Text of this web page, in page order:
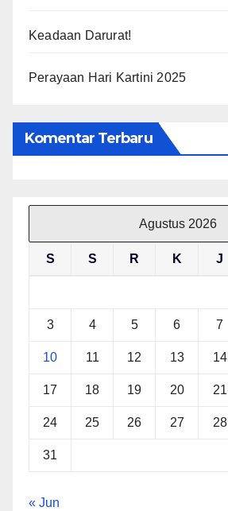
Keadaan Darurat!
Perayaan Hari Kartini 2025
Komentar Terbaru
Agustus 2026
S S R K J
3 4 5 6 7
10 11 12 13 14
17 18 19 20 21
24 25 26 27 28
31
« Jun